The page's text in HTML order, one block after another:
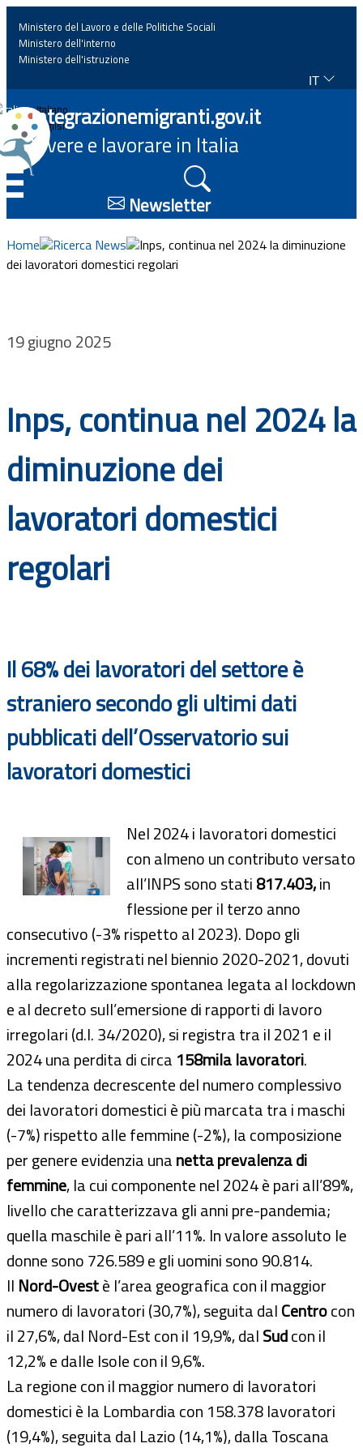
Home
News
Approfondimenti
Eventi
Progetti
Bandi
Guide
Ministero del Lavoro e delle Politiche Sociali
Ministero dell'interno
Ministero dell'istruzione
IT
Italiano
English
Integrazionemigranti.gov.it
Vivere e lavorare in Italia
Newsletter
Home Ricerca News
Inps, continua nel 2024 la diminuzione
dei lavoratori domestici regolari
19 giugno 2025
Inps, continua nel 2024 la
diminuzione dei
lavoratori domestici
regolari
Il 68% dei lavoratori del settore è
straniero secondo gli ultimi dati
pubblicati dell’Osservatorio sui
lavoratori domestici
Nel 2024 i lavoratori domestici
con almeno un contributo versato
all’INPS sono stati817.403,in
flessione per il terzo anno
consecutivo (-3% rispetto al 2023). Dopo gli
incrementi registrati nel biennio 2020-2021, dovuti
alla regolarizzazione spontanea legata al lockdown
e al decreto sull’emersione di rapporti di lavoro
irregolari (d.l. 34/2020), si registra tra il 2021 e il
2024 una perdita di circa 158mila lavoratori.
La tendenza decrescente del numero complessivo
dei lavoratori domestici è più marcata tra i maschi
(-7%) rispetto alle femmine (-2%), la composizione
per genere evidenzia unanetta prevalenza di
femmine, la cui componente nel 2024 è pari all’89%,
livello che caratterizzava gli anni pre-pandemia;
quella maschile è pari all’11%. In valore assoluto le
donne sono 726.589 e gli uomini sono 90.814.
Il Nord-Ovestè l’area geografica con il maggior
numero di lavoratori (30,7%), seguita dalCentrocon
il 27,6%, dal Nord-Est con il 19,9%, dalSudcon il
12,2% e dalle Isole con il 9,6%.
La regione con il maggior numero di lavoratori
domestici è la Lombardia con 158.378 lavoratori
(19,4%), seguita dal Lazio (14,1%), dalla Toscana